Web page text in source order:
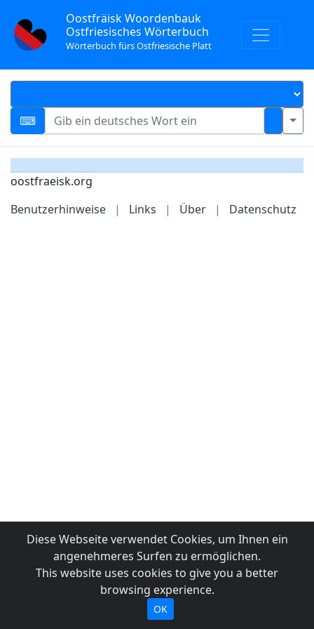
Oostfräisk Woordenbauk
Ostfriesisches Wörterbuch
Wörterbuch fürs Ostfriesische Platt
oostfraeisk.org
Benutzerhinweise
| Links | Über | Datenschutz
Diese Webseite verwendet Cookies, um Ihnen ein
angenehmeres Surfen zu ermöglichen.
This website uses cookies to give you a better
browsing experience.
OK